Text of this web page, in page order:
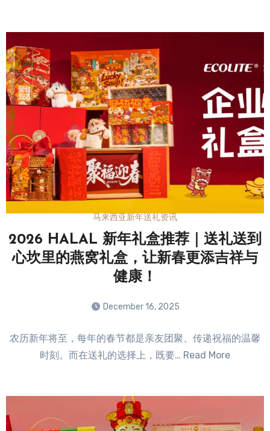
马来西亚新年送礼资讯
2026 HALAL 新年礼盒推荐｜送礼送到
心坎里的燕窝礼盒，让新春更添吉祥与
健康！
December 16, 2025
Comments
农历新年将至，每年的春节都是亲友团聚、传递祝福的温馨
时刻。而在送礼的选择上，既要… Read More